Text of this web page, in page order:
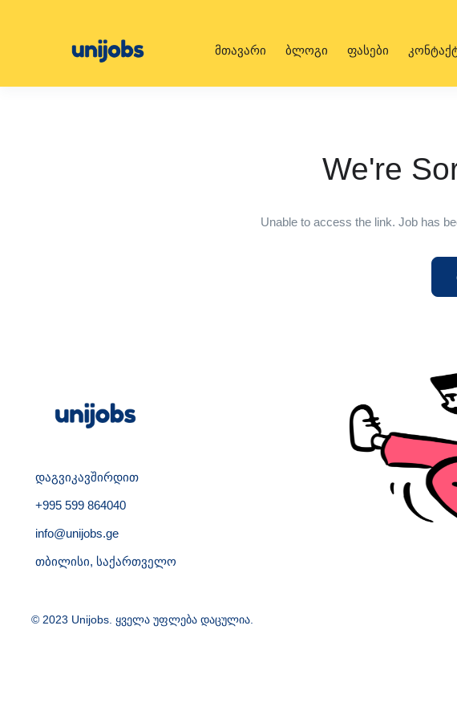
მთავარი ბლოგი ფასები
We're
Unable to access the link. Job has
დაგვიკავშირდით
+995 599 864040
info@unijobs.ge
თბილისი, საქართველო
© 2023 Unijobs. ყველა უფლება დაცულია.